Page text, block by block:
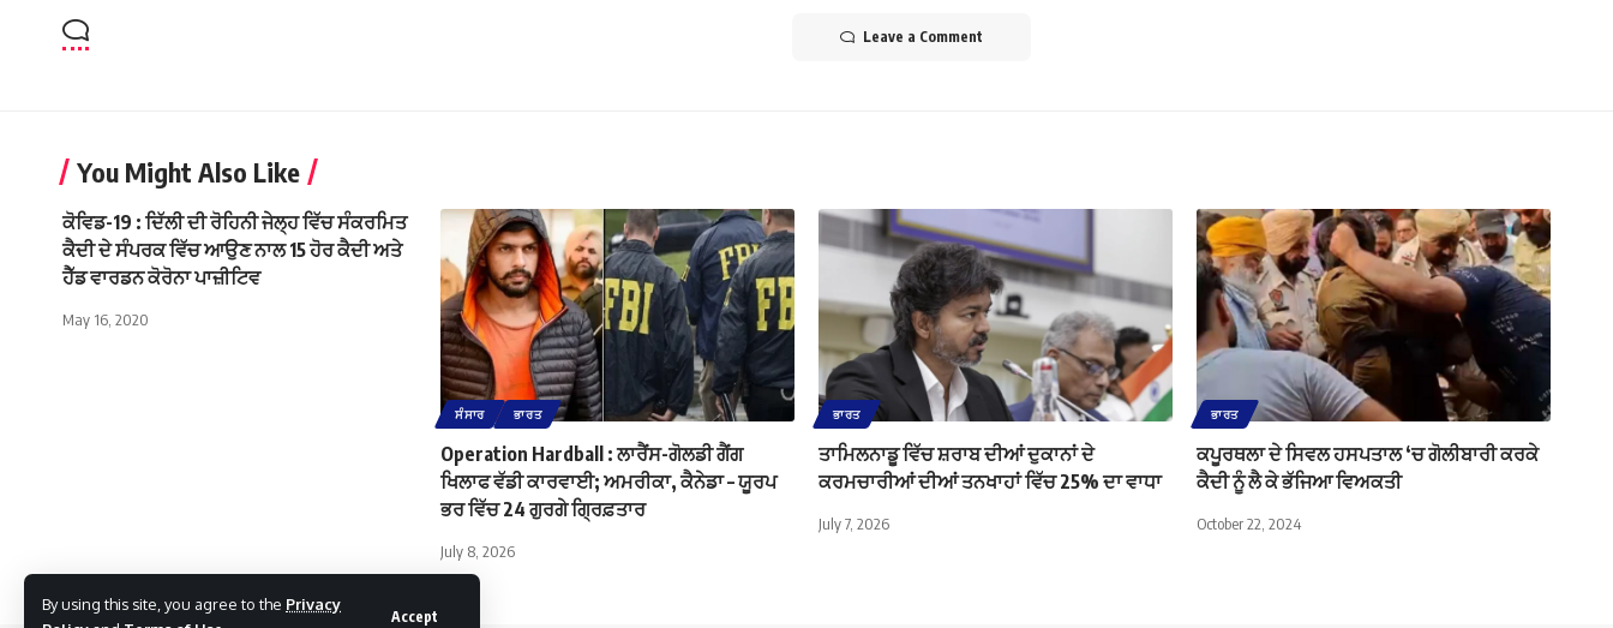
By using this site, you agree to the Privacy
Accept
Leave a Comment
You Might Also Like
ਕੋਵਿਡ-19 : ਦਿੱਲੀ ਦੀ ਰੋਹਿਨੀ ਜੇਲ੍ਹ ਵਿੱਚ ਸੰਕਰਮਿਤ
ਕੈਦੀ ਦੇ ਸੰਪਰਕ ਵਿੱਚ ਆਉਣ ਨਾਲ 15 ਹੋਰ ਕੈਦੀ ਅਤੇ
ਹੈੱਡ ਵਾਰਡਨ ਕੋਰੋਨਾ ਪਾਜ਼ੀਟਿਵ
May 16, 2020
ਸੰਸਾਰ ਭਾਰਤ
Operation Hardball : ਲਾਰੈਂਸ-ਗੋਲਡੀ ਗੈਂਗ
ਖਿਲਾਫ ਵੱਡੀ ਕਾਰਵਾਈ; ਅਮਰੀਕਾ, ਕੈਨੇਡਾ – ਯੂਰਪ
ਭਰ ਵਿੱਚ 24 ਗੁਰਗੇ ਗ੍ਰਿਫ਼ਤਾਰ
July 8, 2026
ਭਾਰਤ
ਤਾਮਿਲਨਾਡੂ ਵਿੱਚ ਸ਼ਰਾਬ ਦੀਆਂ ਦੁਕਾਨਾਂ ਦੇ
ਕਰਮਚਾਰੀਆਂ ਦੀਆਂ ਤਨਖਾਹਾਂ ਵਿੱਚ 25% ਦਾ ਵਾਧਾ
July 7, 2026
ਭਾਰਤ
ਕਪੂਰਥਲਾ ਦੇ ਸਿਵਲ ਹਸਪਤਾਲ ‘ਚ ਗੋਲੀਬਾਰੀ ਕਰਕੇ
ਕੈਦੀ ਨੂੰ ਲੈ ਕੇ ਭੱਜਿਆ ਵਿਅਕਤੀ
October 22, 2024